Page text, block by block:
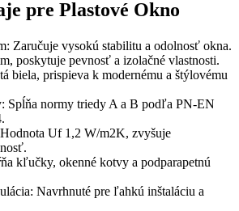
pre Plastové Okno
Zaručuje vysokú stabilitu a odolnosť okna.
poskytuje pevnosť a izolačné vlastnosti.
biela, prispieva k modernému a štýlovému
Spĺňa normy triedy A a B podľa PN-EN
Uf 1,2 W/m2K, zvyšuje
kľučky, okenné kotvy a podparapetnú
Navrhnuté pre ľahkú inštaláciu a